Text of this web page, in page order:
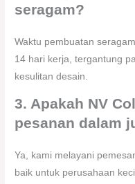
seragam?
Waktu pembuatan
14 hari kerja, tergantung
kesulitan desain.
3. Apakah NV
pesanan dalam
Ya, kami melayani
baik untuk perusahaan